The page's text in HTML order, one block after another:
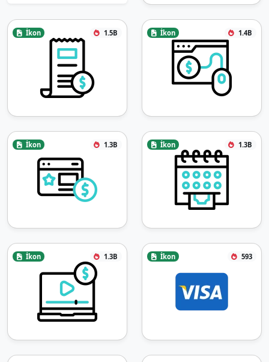
İkon 1.5B İkon 1.4B
İkon 1.3B İkon 1.3B
İkon 1.3B İkon 593